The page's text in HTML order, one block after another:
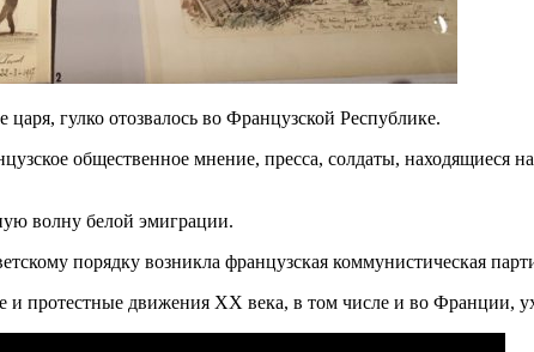
гулко отозвалось во Французской Республике.
общественное мнение, пресса, солдаты,
волну белой эмиграции.
порядку возникла французская коммунистическая
и протестные движения XX века, в том числе и во Франции,